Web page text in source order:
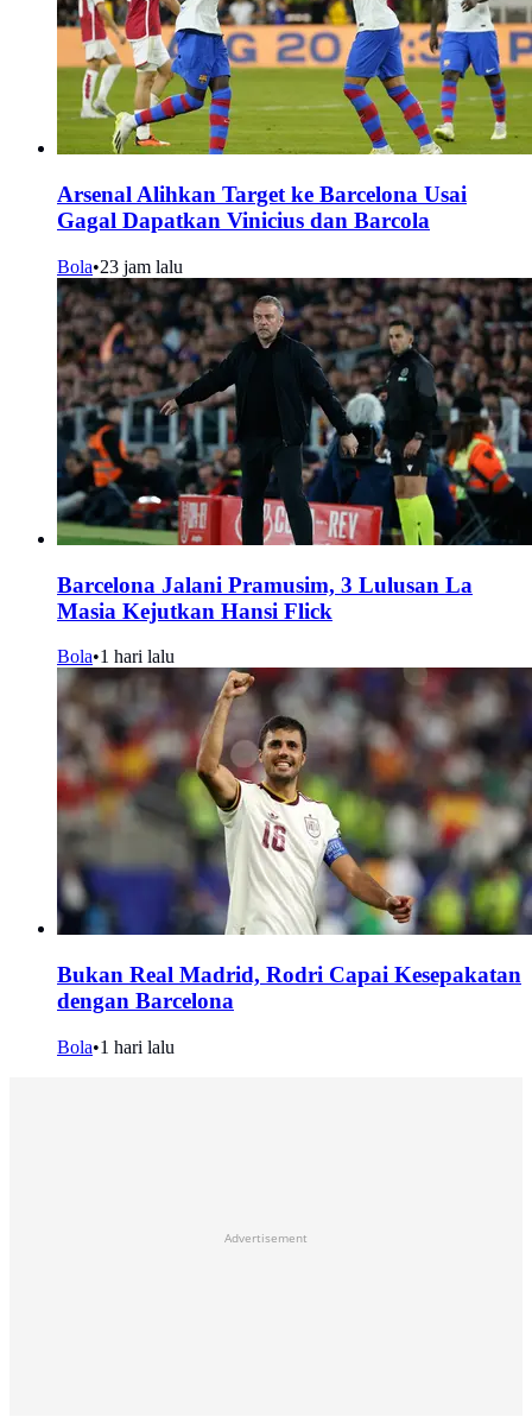
Arsenal Alihkan Target ke Barcelona Usai
Gagal Dapatkan Vinicius dan Barcola
Bola•23 jam lalu
Barcelona Jalani Pramusim, 3 Lulusan La
Masia Kejutkan Hansi Flick
Bola•1 hari lalu
Bukan Real Madrid, Rodri Capai Kesepakatan
dengan Barcelona
Bola•1 hari lalu
Advertisement